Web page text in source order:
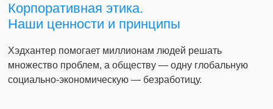
Корпоративная этика.
Наши ценности и принципы
Хэдхантер помогает миллионам людей решать
множество проблем, а обществу — одну глобальную
социально-экономическую — безработицу.